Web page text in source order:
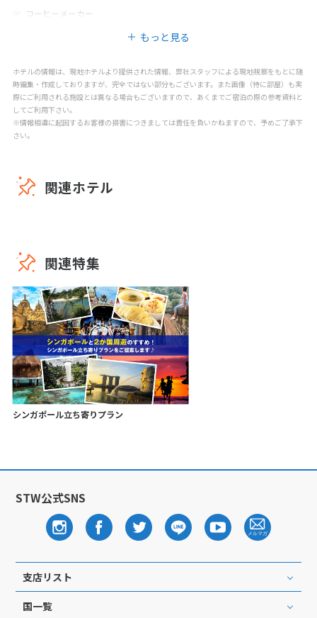
コーヒーメーカー
もっと見る
ホテルの情報は、現地ホテルより提供された情報、弊社スタッフによる現地視察をもとに随
時編集・作成しておりますが、完全ではない部分もございます。また画像（特に部屋）も実
際にご利用される施設とは異なる場合もございますので、あくまでご宿泊の際の参考資料と
してご利用下さい。
※情報相違に起因するお客様の損害につきましては責任を負いかねますので、予めご了承下
さい。
関連ホテル
関連特集
シンガポール立ち寄りプラン
STW公式SNS
支店リスト
国一覧